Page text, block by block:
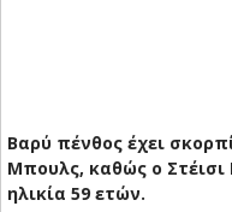
Βαρύ πένθος έχει
Μπουλς, καθώς ο
ηλικία 59 ετών.